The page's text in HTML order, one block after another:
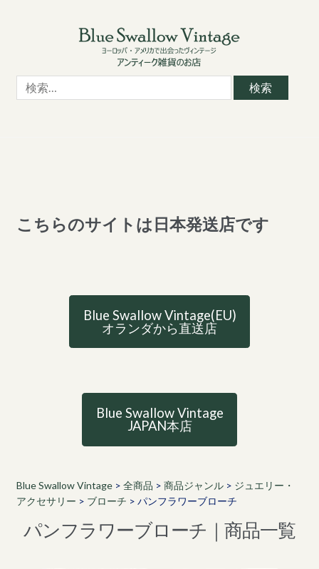
検
索:
こちらのサイトは日本発送店です
Blue Swallow Vintage(EU)
オランダから直送店
Blue Swallow Vintage
JAPAN本店
Blue Swallow Vintage> 全商品 > 商品ジャンル> ジュエリー・
アクセサリー > ブローチ > パンフラワーブローチ
パンフラワーブローチ｜商品一覧